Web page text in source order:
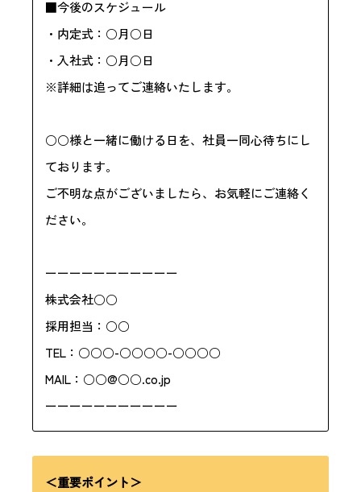
■今後のスケジュール
・内定式：○月○日
・入社式：○月○日
※詳細は追ってご連絡いたします。
○○様と一緒に働ける日を、社員一同心待ちにし
ております。
ご不明な点がございましたら、お気軽にご連絡く
ださい。
ーーーーーーーーーーー
株式会社○○
採用担当：○○
TEL：○○○-○○○○-○○○○
MAIL：○○@○○.co.jp
ーーーーーーーーーーー
＜重要ポイント＞